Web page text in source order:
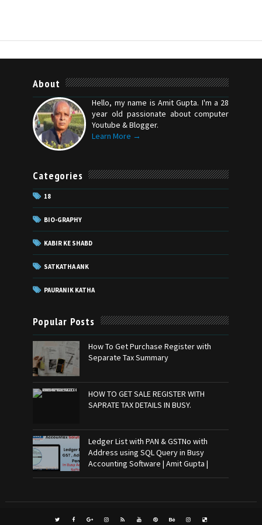
About
Hello, my name is Amit Gupta. I'm a 28
year old passionate about computer
Youtube & Blogger.
Learn More →
Categories
18
BIO-GRAPHY
KABIR KE SHABD
SATKATHA ANK
PAURANIK KATHA
Popular Posts
How To Get Purchase Register with
Separate Tax Summary
HOW TO GET SALE REGISTER WITH
SAPRATE TAX DETAILS IN BUSY.
Ledger List with PAN & GSTNo with
Address using SQL Query in Busy
Accounting Software | Amit Gupta |